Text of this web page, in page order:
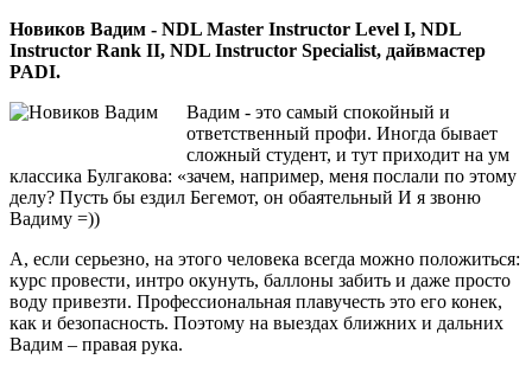
Новиков Вадим - NDL Master Instructor Level I, NDL
Instructor Rank II, NDL Instructor Specialist, дайвмастер
PADI.
Вадим - это самый спокойный и
ответственный профи. Иногда бывает
сложный студент, и тут приходит на ум
классика Булгакова: «зачем, например, меня послали по этому
делу? Пусть бы ездил Бегемот, он обаятельный И я звоню
Вадиму =))
А, если серьезно, на этого человека всегда можно положиться:
курс провести, интро окунуть, баллоны забить и даже просто
воду привезти. Профессиональная плавучесть это его конек,
как и безопасность. Поэтому на выездах ближних и дальних
Вадим – правая рука.